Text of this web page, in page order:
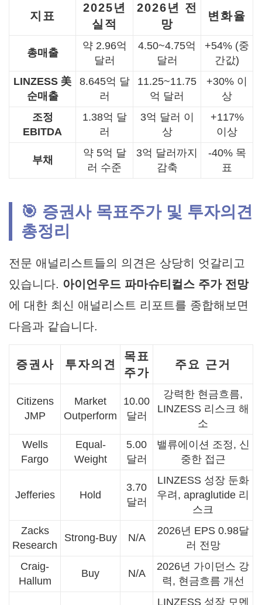
지표
2025년
실적
2026년 전
망
변화율
총매출
약 2.96억
달러
4.50~4.75억
달러
+54% (중
간값)
LINZESS 美
순매출
8.645억 달
러
11.25~11.75
억 달러
+30% 이
상
조정
EBITDA
1.38억 달
러
3억 달러 이
상
+117%
이상
부채
약 5억 달
러 수준
3억 달러까지
감축
-40% 목
표
🎯 증권사 목표주가 및 투자의견
총정리
전문 애널리스트들의 의견은 상당히 엇갈리고
있습니다. 아이언우드 파마슈티컬스 주가 전망
에 대한 최신 애널리스트 리포트를 종합해보면
다음과 같습니다.
증권사 투자의견
목표
주가
주요 근거
Citizens
JMP
Market
Outperform
10.00
달러
강력한 현금흐름,
LINZESS 리스크 해
소
Wells
Fargo
Equal-
Weight
5.00
달러
밸류에이션 조정, 신
중한 접근
Jefferies Hold
3.70
달러
LINZESS 성장 둔화
우려, apraglutide 리
스크
Zacks
Research
Strong-Buy N/A
2026년 EPS 0.98달
러 전망
Craig-
Hallum
Buy N/A
2026년 가이던스 강
력, 현금흐름 개선
LINZESS 성장 모멘